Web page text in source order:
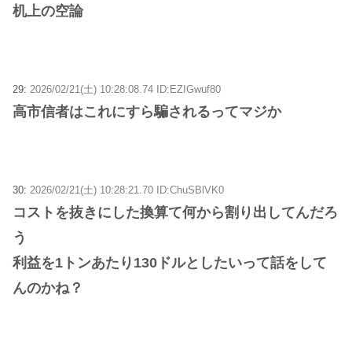
机上の空論
29: 2026/02/21(土) 10:28:08.74 ID:EZIGwuf80
高市信者はこれにすら騙されるってマジか
30: 2026/02/21(土) 10:28:21.70 ID:ChuSBlVK0
コストを抜きにした換算て何から割り出してんだろ
う
利益を1トンあたり130ドルとしたいって話をして
んのかね？